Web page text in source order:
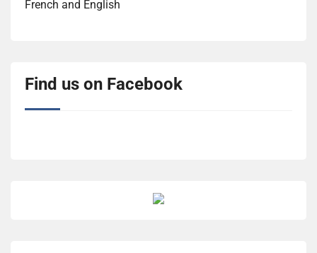
French and English
Find us on Facebook